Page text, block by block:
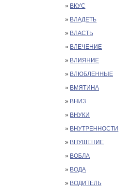
» ВКУС
» ВЛАДЕТЬ
» ВЛАСТЬ
» ВЛЕЧЕНИЕ
» ВЛИЯНИЕ
» ВЛЮБЛЕННЫЕ
» ВМЯТИНА
» ВНИЗ
» ВНУКИ
» ВНУТРЕННОСТИ
» ВНУШЕНИЕ
» ВОБЛА
» ВОДА
» ВОДИТЕЛЬ